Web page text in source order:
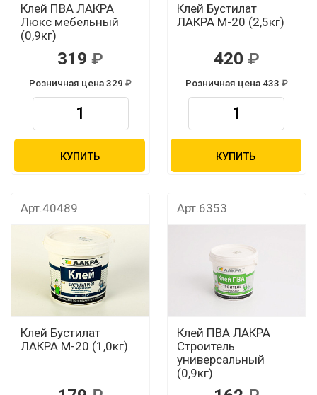
Клей ПВА ЛАКРА
Люкс мебельный
(0,9кг)
319
Розничная цена 329
КУПИТЬ
Клей Бустилат
ЛАКРА М-20 (2,5кг)
420
Розничная цена 433
КУПИТЬ
Арт.40489
Клей Бустилат
ЛАКРА М-20 (1,0кг)
Арт.6353
Клей ПВА ЛАКРА
Строитель
универсальный
(0,9кг)